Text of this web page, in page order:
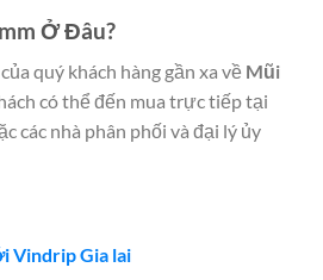
Ở Đâu?
quý khách hàng gần xa về Mũi
có thể đến mua trực tiếp tại
các nhà phân phối và đại lý ủy
Vindrip Gia lai